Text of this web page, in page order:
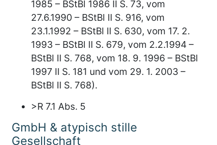
1985 – BStBl 1986 II S. 73, vom
27.6.1990 – BStBl II S. 916, vom
23.1.1992 – BStBl II S. 630, vom 17. 2.
1993 – BStBl II S. 679, vom 2.2.1994 –
BStBl II S. 768, vom 18. 9. 1996 – BStBl
1997 II S. 181 und vom 29. 1. 2003 –
BStBl II S. 768).
>R 7.1 Abs. 5
GmbH & atypisch stille
Gesellschaft